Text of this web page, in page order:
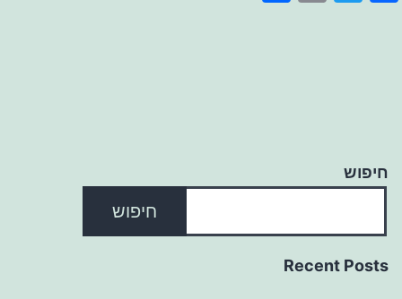
חיפוש
חיפוש
Recent Posts